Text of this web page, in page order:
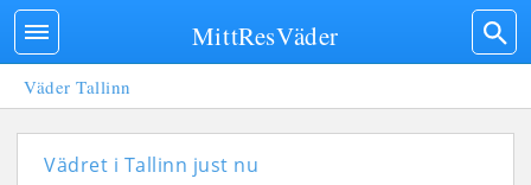
Väder Tallinn
Vädret i Tallinn just nu
MittResVäder